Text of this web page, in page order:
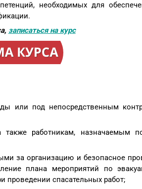
необходимых для
записаться на курс
или под непосредственным
также работникам, назначаемым
за организацию и безопасное
плана мероприятий по
проведении спасательных работ;